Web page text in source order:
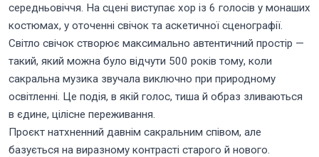
середньовіччя. На сцені виступає хор із 6 голосів у монаших
костюмах, у оточенні свічок та аскетичної сценографії.
Світло свічок створює максимально автентичний простір —
такий, який можна було відчути 500 років тому, коли
сакральна музика звучала виключно при природному
освітленні. Це подія, в якій голос, тиша й образ зливаються
в єдине, цілісне переживання.
Проєкт натхненний давнім сакральним співом, але
базується на виразному контрасті старого й нового.